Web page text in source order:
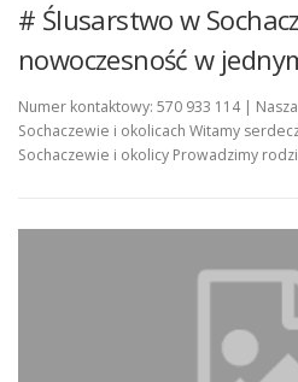
# Ślusarstwo w
nowoczesność w
Numer kontaktowy: 570 933 114 |
Sochaczewie i okolicach Witamy
Sochaczewie i okolicy Prowadzimy